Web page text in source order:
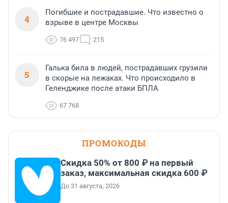
4
Погибшие и пострадавшие. Что известно о
взрыве в центре Москвы
76 497 215
5
Галька била в людей, пострадавших грузили
в скорые на лежаках. Что происходило в
Геленджике после атаки БПЛА
67 768
ПРОМОКОДЫ
Скидка 50% от 800 ₽ на первый
заказ, максимальная скидка 600 ₽
До 31 августа, 2026